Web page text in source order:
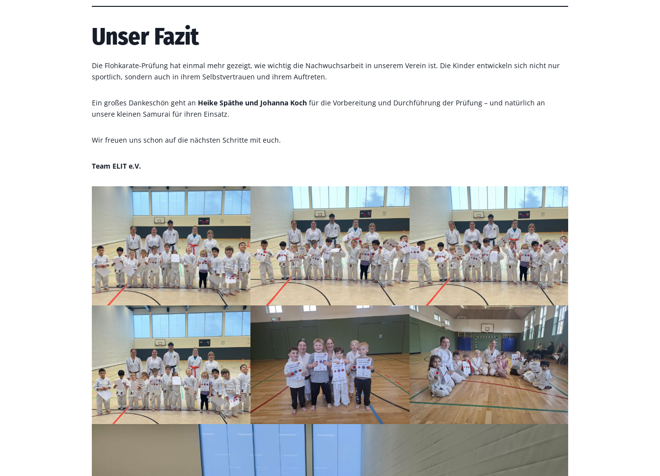
Unser Fazit
Die Flohkarate-Prüfung hat einmal mehr gezeigt, wie wichtig die Nachwuchsarbeit in unserem Verein ist. Die Kinder entwickeln sich nicht nur
sportlich, sondern auch in ihrem Selbstvertrauen und ihrem Auftreten.
Ein großes Dankeschön geht an Heike Späthe und Johanna Koch für die Vorbereitung und Durchführung der Prüfung – und natürlich an
unsere kleinen Samurai für ihren Einsatz.
Wir freuen uns schon auf die nächsten Schritte mit euch.
Team ELIT e.V.